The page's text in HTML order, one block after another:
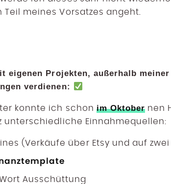
Teil meines Vorsatzes angeht.
eigenen Projekten, außerhalb
verdienen:
konnte ich schon im Oktobernen
unterschiedliche Einnahmequellen:
(Verkäufe über Etsy und auf
Ausschüttung